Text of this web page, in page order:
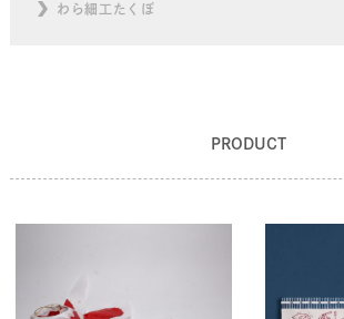
わら細工たくぼ
PRODUCT